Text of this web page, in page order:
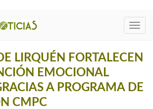
LIRQUÉN FORTALECEN
EMOCIONAL
A PROGRAMA DE
CMPC